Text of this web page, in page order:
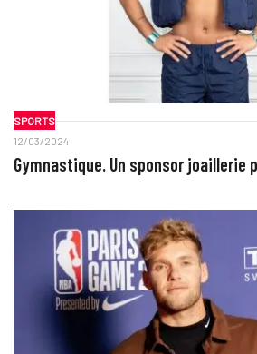
SPORTS
12/03/2024
Gymnastique. Un sponsor joaillerie